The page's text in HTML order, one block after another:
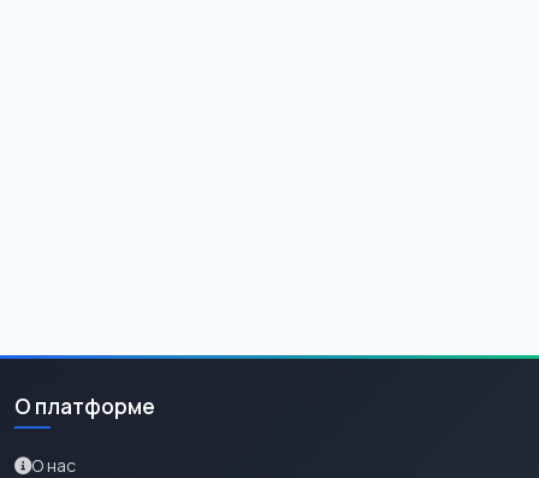
О платформе
О нас